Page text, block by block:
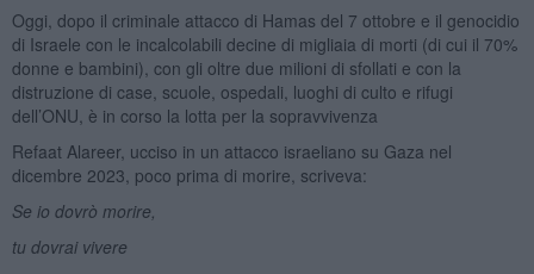
Oggi, dopo il criminale attacco di Hamas del 7 ottobre e il genocidio
di Israele con le incalcolabili decine di migliaia di morti (di cui il 70%
donne e bambini), con gli oltre due milioni di sfollati e con la
distruzione di case, scuole, ospedali, luoghi di culto e rifugi
dell’ONU, è in corso la lotta per la sopravvivenza
Refaat Alareer, ucciso in un attacco israeliano su Gaza nel
dicembre 2023, poco prima di morire, scriveva:
Se io dovrò morire,
tu dovrai vivere